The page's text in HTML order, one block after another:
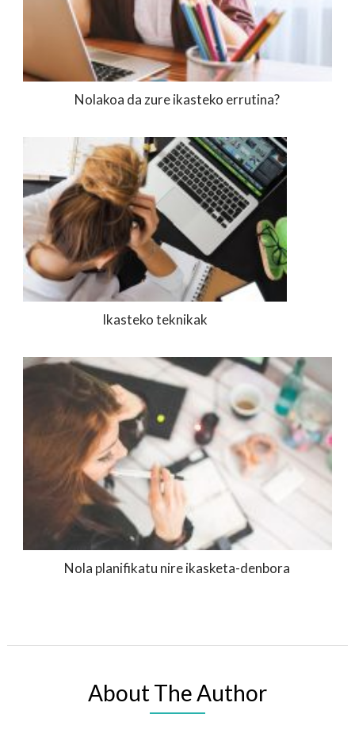
Nolakoa da zure ikasteko errutina?
Ikasteko teknikak
Nola planifikatu nire ikasketa-denbora
About The Author